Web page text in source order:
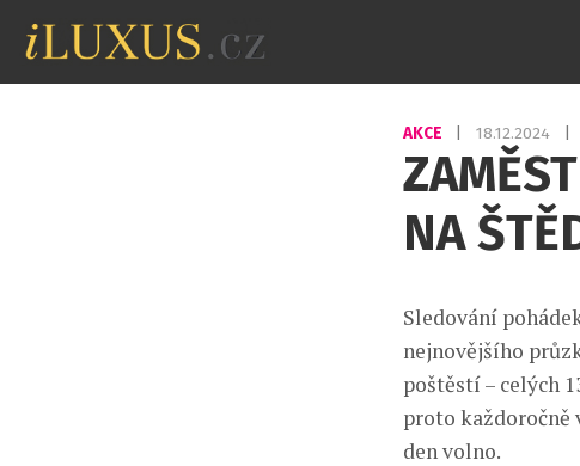
AKCE 18.12.2024
NA
Sledování
nejnovějšího
poštěstí – celých
proto každoročně
den volno.